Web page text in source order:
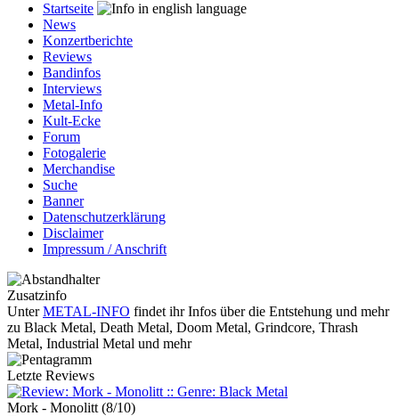
Startseite
News
Konzertberichte
Reviews
Bandinfos
Interviews
Metal-Info
Kult-Ecke
Forum
Fotogalerie
Merchandise
Suche
Banner
Datenschutzerklärung
Disclaimer
Impressum / Anschrift
Zusatzinfo
UnterMETAL-INFO findet ihr Infos über die Entstehung und mehr
zu Black Metal, Death Metal, Doom Metal, Grindcore, Thrash
Metal, Industrial Metal und mehr
Letzte Reviews
Mork - Monolitt (8/10)